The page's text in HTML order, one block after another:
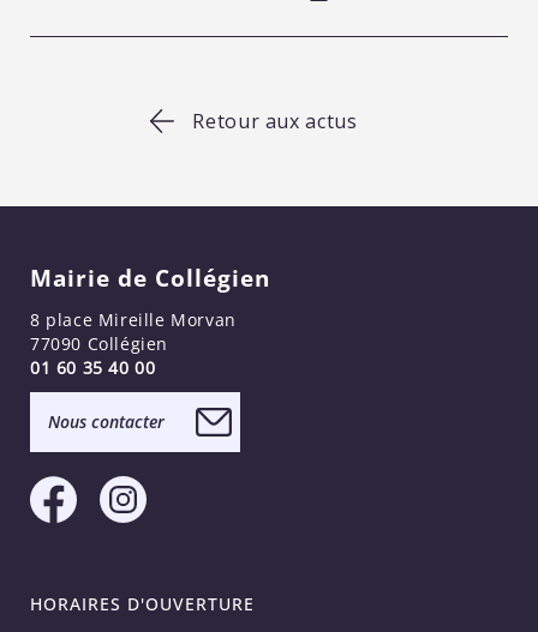
Retour aux actus
Mairie de Collégien
8 place Mireille Morvan
77090 Collégien
01 60 35 40 00
Nous contacter
HORAIRES D'OUVERTURE